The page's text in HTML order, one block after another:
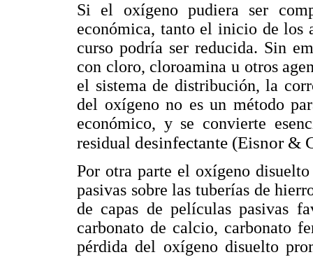
Si el oxígeno pudiera ser
económica, tanto el inicio de los
curso podría ser reducida. Sin
con cloro, cloroamina u otros
el sistema de distribución, la
del oxígeno no es un método
económico, y se convierte
residual desinfectante (Eisnor &
Por otra parte el oxígeno
pasivas sobre las tuberías de
de capas de películas pasivas
carbonato de calcio, carbonato
pérdida del oxígeno disuelto